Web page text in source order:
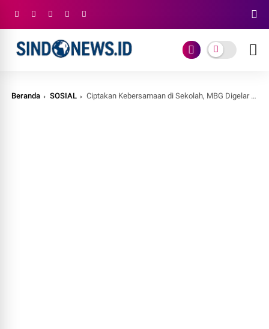
Beranda SOSIAL Ciptakan Kebersamaan di Sekolah, MBG Digelar Prasmanan di Sukabumi: Siswa Gembira